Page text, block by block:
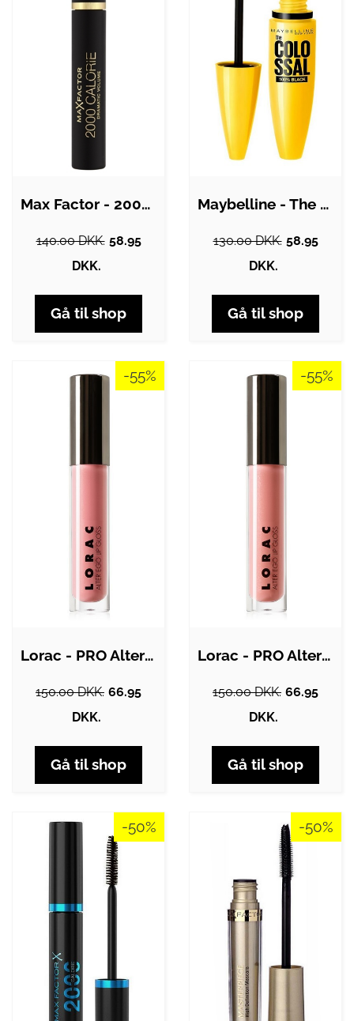
Max Factor - 2000 Calorie Dramatic…
140.00 DKK. 58.95
DKK.
Gå til shop
Maybelline - The Colossal Volum' Express…
130.00 DKK. 58.95
DKK.
Gå til shop
-55%
Lorac - PRO Alter Ego Lip Gloss Girl…
150.00 DKK. 66.95
DKK.
Gå til shop
-55%
Lorac - PRO Alter Ego Lip Gloss…
150.00 DKK. 66.95
DKK.
Gå til shop
-50% -50%